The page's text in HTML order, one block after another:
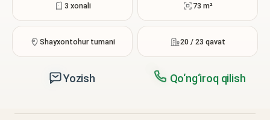
3 xonali 73 m²
Shayxontohur tumani 20 / 23 qavat
Yozish Qo‘ng‘iroq qilish